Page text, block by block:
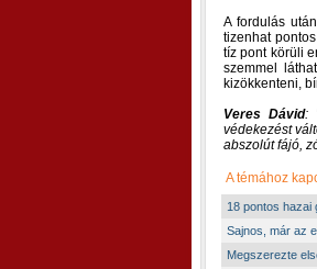
A fordulás
tizenhat
tíz pont körüli
szemmel
kizökkenteni,
Veres Dávid:
védekezést
abszolút fájó,
A témához
18 pontos hazai
Sajnos, már az
Megszerezte